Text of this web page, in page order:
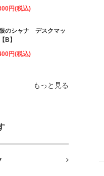
円(税込)
のシャナ デスクマッ
B】
円(税込)
もっと見る